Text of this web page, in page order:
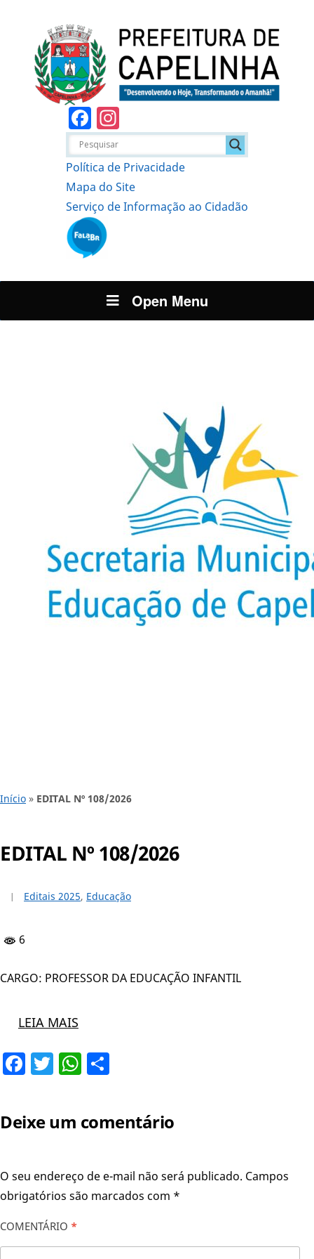
Facebook
Política de Privacidade
Mapa do Site
Serviço de Informação ao Cidadão
Open Menu
Início » EDITAL Nº 108/2026
EDITAL Nº 108/2026
Editais 2025, Educação
6
CARGO: PROFESSOR DA EDUCAÇÃO INFANTIL
LEIA MAIS
Facebook
TwitterWhatsApp
Deixe um comentário
O seu endereço de e-mail não será publicado. Campos
obrigatórios são marcados com *
COMENTÁRIO *